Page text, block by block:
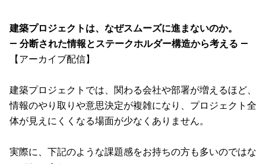
建築プロジェクトは、なぜスムーズに進まないのか。
— 分断された情報とステークホルダー構造から考える —
【アーカイブ配信】
建築プロジェクトでは、関わる会社や部署が増えるほど、
情報のやり取りや意思決定が複雑になり、プロジェクト全
体が見えにくくなる場面が少なくありません。
実際に、下記のような課題感をお持ちの方も多いのではな